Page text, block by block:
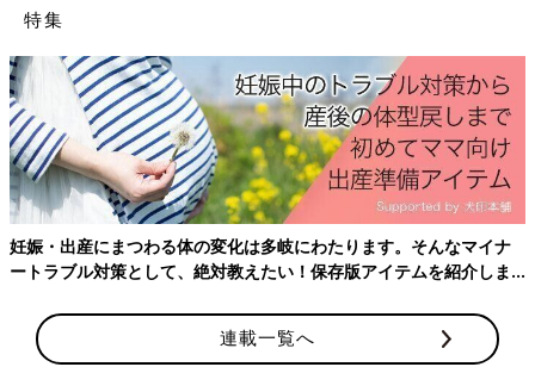
山中 約40％の人は、その場で心肺蘇生などの処置が行えなかっ
ない場合は、すぐに心肺蘇生が必要です。すぐに心肺蘇生が行わ
れないと、亡くなってしまったり、一命を取り留めても重大な障
害が残ったりする可能性があります。
子どものそばにいつもいるのはママ・パパです。そのためママ・
パパには、心肺蘇生法を学んでおいてほしいと思います。
――心肺蘇生法はどのようにして学ぶといいのでしょうか。
インストラクター）を育成しています。また、親子向けに心肺蘇
生法とAEDの使い方を学ぶ講座を開くなど、一般市民の救命講座
特集
妊娠・出産にまつわる体の変化は多岐にわたります。そんなマイナ
ートラブル対策として、絶対教えたい！保存版アイテムを紹介しま
連載一覧へ